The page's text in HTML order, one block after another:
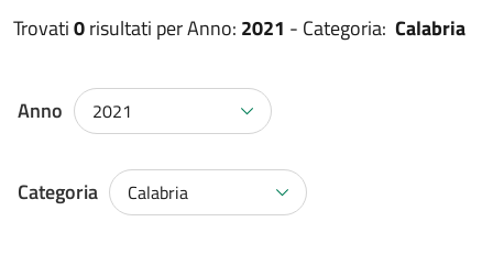
Trovati0risultati perAnno: 2021 - Categoria: Calabria
Anno 2021
Categoria Calabria